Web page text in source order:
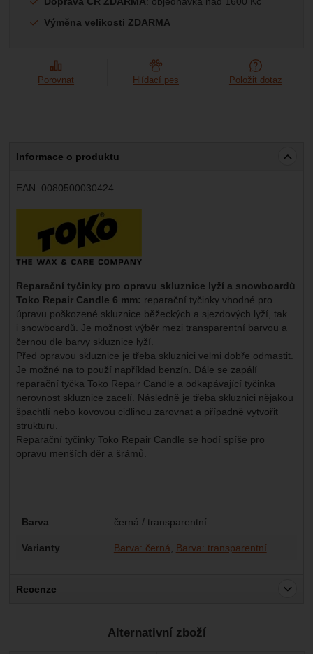
Data získaná pomocí těchto cookies zpracováváme
Marketingové
Marketingové- abychom vás neobtěžovali nevhodnou
reklamou .
Povoleno
Zobrazit
Marketingové cookies používáme my nebo naši partneři,
Výměna velikosti ZDARMA
Porovnat Hlídací pes Položit dotaz
Informace o produktu
EAN: 0080500030424
Reparační tyčinky pro opravu skluznice lyží a snowboardů
Toko Repair Candle 6 mm: reparační tyčinky vhodné pro
úpravu poškozené skluznice běžeckých a sjezdových lyží, tak
i snowboardů. Je možnost výběr mezi transparentní barvou a
černou dle barvy skluznice lyží.
Před opravou skluznice je třeba skluznici velmi dobře odmastit.
Je možné na to použí například benzín. Dále se zapálí
reparační tyčka Toko Repair Candle a odkapávající tyčinka
nerovnost skluznice zacelí. Následně je třeba skluznici nějakou
špachtlí nebo kovovou cidlinou zarovnat a případně vytvořit
strukturu.
Reparační tyčinky Toko Repair Candle se hodí spíše pro
opravu menších děr a šrámů.
Parametry
Barva černá / transparentní
Varianty Barva: černá Barva: transparentní
Recenze
Alternativní zboží